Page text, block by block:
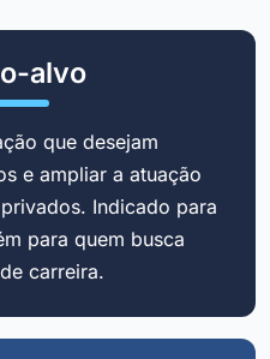
alvo
que desejam
e ampliar a atuação
Indicado para
para quem busca
carreira.